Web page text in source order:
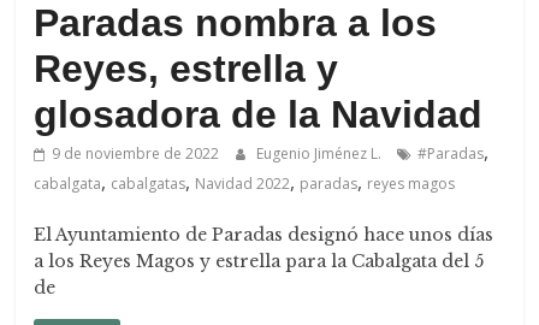
Paradas nombra a los
Reyes, estrella y
glosadora de la Navidad
9 de noviembre de 2022 Eugenio Jiménez L. #Paradas,
cabalgata, cabalgatas, Navidad 2022, paradas, reyes magos
El Ayuntamiento de Paradas designó hace unos días
a los Reyes Magos y estrella para la Cabalgata del 5
de